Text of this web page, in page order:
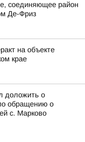
соединяющее район
Де-Фриз
на объекте
крае
доложить о
обращению о
с. Марково